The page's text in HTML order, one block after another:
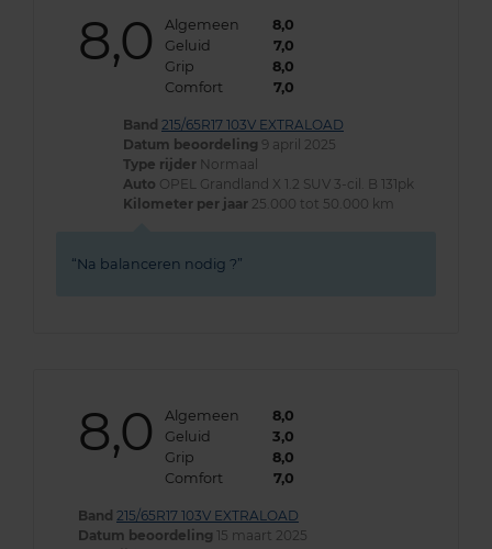
8,0 Algemeen
8,0
Geluid
7,0
Grip
8,0
Comfort
7,0
Band 215/65R17 103V EXTRALOAD
Datum beoordeling 9 april 2025
Type rijder Normaal
Auto OPEL Grandland X 1.2 SUV 3-cil. B 131pk
Kilometer per jaar 25.000 tot 50.000 km
Na balanceren nodig ?
8,0 Algemeen
8,0
Geluid
3,0
Grip
8,0
Comfort
7,0
Band 215/65R17 103V EXTRALOAD
Datum beoordeling 15 maart 2025